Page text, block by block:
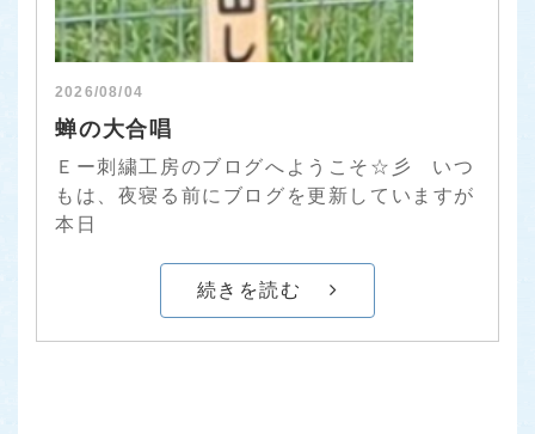
2026/08/04
蝉の大合唱
Ｅー刺繍工房のブログへようこそ☆彡 いつ
もは、夜寝る前にブログを更新していますが
本日
続きを読む